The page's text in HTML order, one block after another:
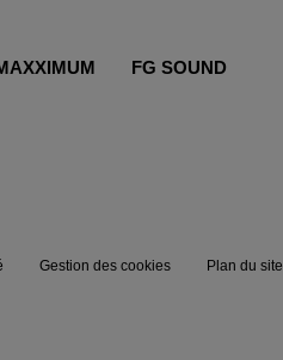
FG SOUND
Gestion des cookies Plan du site